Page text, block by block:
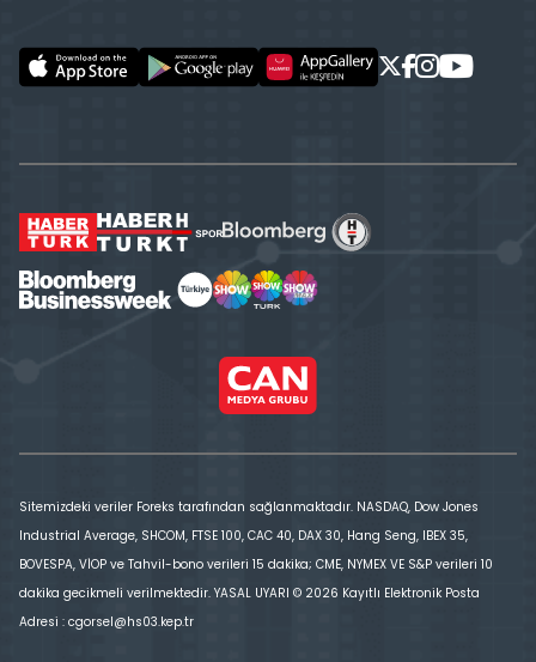
Sitemizdeki veriler Foreks tarafından sağlanmaktadır. NASDAQ, Dow Jones
Industrial Average, SHCOM, FTSE 100, CAC 40, DAX 30, Hang Seng, IBEX 35,
BOVESPA, VİOP ve Tahvil-bono verileri 15 dakika; CME, NYMEX VE S&P verileri 10
dakika gecikmeli verilmektedir. YASAL UYARI © 2026 Kayıtlı Elektronik Posta
Adresi : cgorsel@hs03.kep.tr